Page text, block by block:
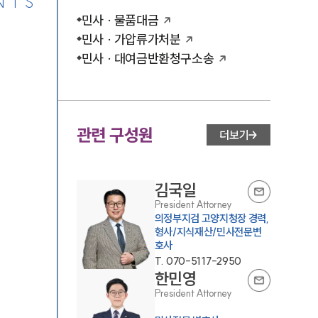
민사 · 물품대금
민사 · 가압류가처분
민사 · 대여금반환청구소송
관련 구성원 더보기
김국일
President Attorney
의정부지검 고양지청장 경력,
형사/지식재산/민사전문변
호사
T. 070-5117-2950
한민영
President Attorney